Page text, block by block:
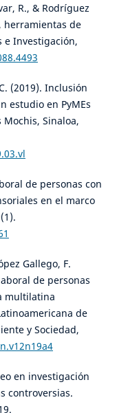
R., & Rodríguez
herramientas de
e Investigación,
(2019). Inclusión
estudio en PyMEs
Sinaloa,
de personas con
en el marco
Gallego, F.
de personas
multilatina
de
y Sociedad,
en investigación
controversias.